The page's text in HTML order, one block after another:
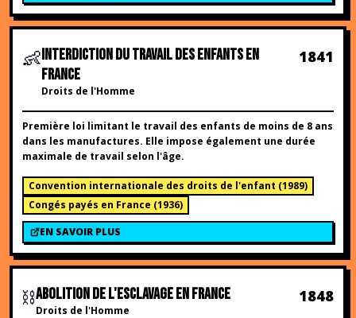
👶INTERDICTION DU TRAVAIL DES ENFANTS EN
FRANCE
Droits de l'Homme
1841
Première loi limitant le travail des enfants de moins de 8 ans
dans les manufactures. Elle impose également une durée
maximale de travail selon l'âge.
Convention internationale des droits de l'enfant (1989)
Congés payés en France (1936)
EN SAVOIR PLUS
⛓️ABOLITION DE L'ESCLAVAGE EN FRANCE
Droits de l'Homme
1848